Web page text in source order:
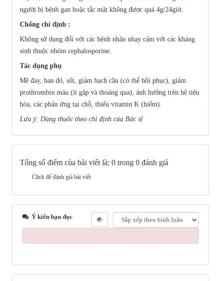
người bị bệnh gan hoặc tắc mật không được quá 4g/24giờ.
Chống chỉ định :
Không sử dụng đối với các bệnh nhân nhạy cảm với các kháng
sinh thuộc nhóm cephalosporine.
Tác dụng phụ
Mề đay, ban đỏ, sốt, giảm bạch cầu (có thể hồi phục), giảm
prothrombin máu (ít gặp và thoáng qua), ảnh hưởng trên hệ tiêu
hóa, các phản ứng tại chỗ, thiếu vitamin K (hiếm).
Lưu ý: Dùng thuốc theo chỉ định của Bác sĩ
Tổng số điểm của bài viết là: 0 trong 0 đánh giá
Click để đánh giá bài viết
Ý kiến bạn đọc